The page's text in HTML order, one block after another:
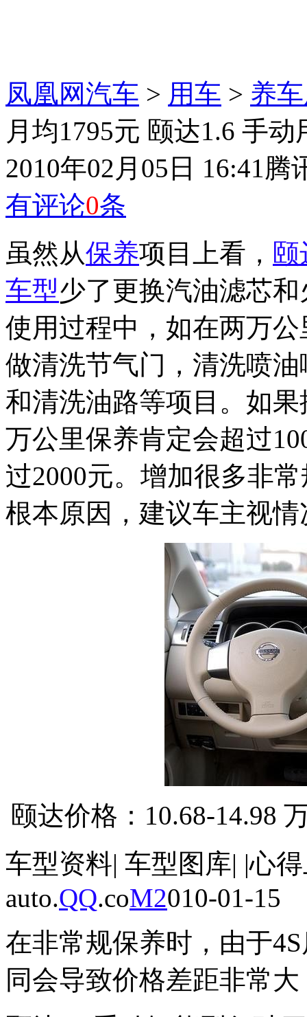
凤凰网汽车 > 用车 > 养
月均1795元 颐达1.6 手
2010年02月05日 16:41腾
有评论0条
虽然从保养项目上看， 颐
车型少了更换汽油滤芯
使用过程中，如在两万
做清洗节气门，清洗喷
和清洗油路等项目。如
万公里保养肯定会超过
过2000元。增加很多非
根本原因，建议车主视
颐达价格：10.68-14.98
车型资料| 车型图库| |心
auto.QQ.coM2010-01-15
在非常规保养时，由于
同会导致价格差距非常